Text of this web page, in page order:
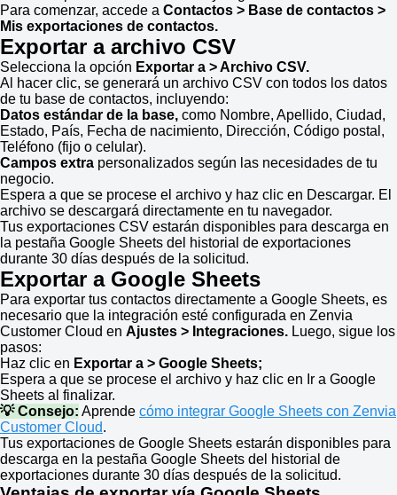
Para comenzar, accede a Contactos > Base de contactos >
Mis exportaciones de contactos.
Exportar a archivo CSV
Selecciona la opción Exportar a > Archivo CSV.
Al hacer clic, se generará un archivo CSV con todos los datos
de tu base de contactos, incluyendo:
Datos estándar de la base, como Nombre, Apellido, Ciudad,
Estado, País, Fecha de nacimiento, Dirección, Código postal,
Teléfono (fijo o celular).
Campos extra personalizados según las necesidades de tu
negocio.
Espera a que se procese el archivo y haz clic en Descargar. El
archivo se descargará directamente en tu navegador.
Tus exportaciones CSV estarán disponibles para descarga en
la pestaña Google Sheets del historial de exportaciones
durante 30 días después de la solicitud.
Exportar a Google Sheets
Para exportar tus contactos directamente a Google Sheets, es
necesario que la integración esté configurada en Zenvia
Customer Cloud en Ajustes > Integraciones. Luego, sigue los
pasos:
Haz clic en Exportar a > Google Sheets;
Espera a que se procese el archivo y haz clic en Ir a Google
Sheets al finalizar.
💡 Consejo: Aprende cómo integrar Google Sheets con Zenvia
Customer Cloud.
Tus exportaciones de Google Sheets estarán disponibles para
descarga en la pestaña Google Sheets del historial de
exportaciones durante 30 días después de la solicitud.